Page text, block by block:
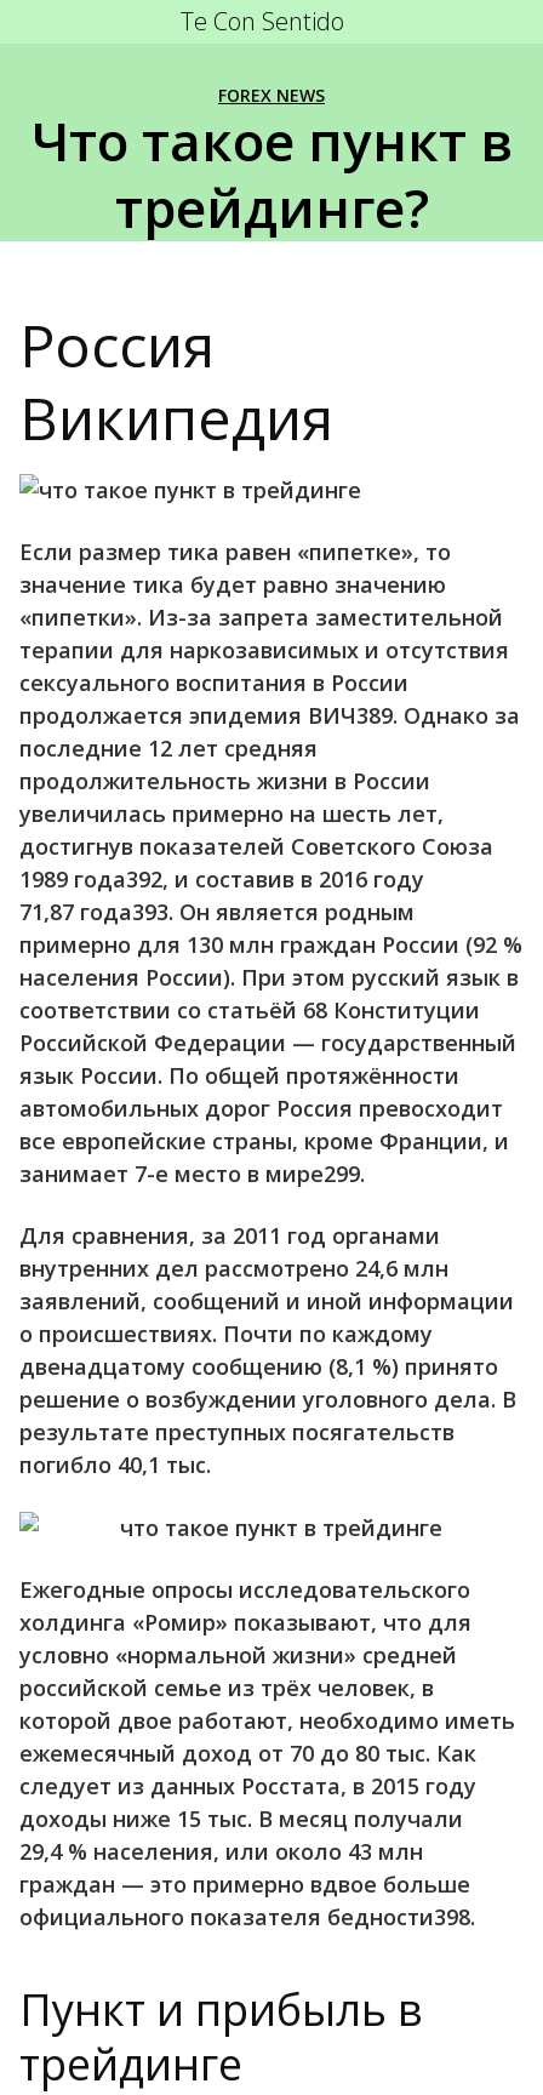
Te Con Sentido
FOREX NEWS
Что такое пункт в
трейдинге?
Россия
Википедия
Если размер тика равен «пипетке», то
значение тика будет равно значению
«пипетки». Из-за запрета заместительной
терапии для наркозависимых и отсутствия
сексуального воспитания в России
продолжается эпидемия ВИЧ389. Однако за
последние 12 лет средняя
продолжительность жизни в России
увеличилась примерно на шесть лет,
достигнув показателей Советского Союза
1989 года392, и составив в 2016 году
71,87 года393. Он является родным
примерно для 130 млн граждан России (92 %
населения России). При этом русский язык в
соответствии со статьёй 68 Конституции
Российской Федерации — государственный
язык России. По общей протяжённости
автомобильных дорог Россия превосходит
все европейские страны, кроме Франции, и
занимает 7-е место в мире299.
Для сравнения, за 2011 год органами
внутренних дел рассмотрено 24,6 млн
заявлений, сообщений и иной информации
о происшествиях. Почти по каждому
двенадцатому сообщению (8,1 %) принято
решение о возбуждении уголовного дела. В
результате преступных посягательств
погибло 40,1 тыс.
Ежегодные опросы исследовательского
холдинга «Ромир» показывают, что для
условно «нормальной жизни» средней
российской семье из трёх человек, в
которой двое работают, необходимо иметь
ежемесячный доход от 70 до 80 тыс. Как
следует из данных Росстата, в 2015 году
доходы ниже 15 тыс. В месяц получали
29,4 % населения, или около 43 млн
граждан — это примерно вдвое больше
официального показателя бедности398.
Пункт и прибыль в
трейдинге